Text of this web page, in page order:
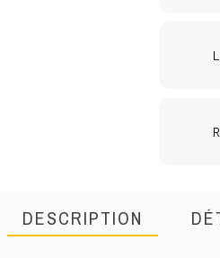
DESCRIPTION